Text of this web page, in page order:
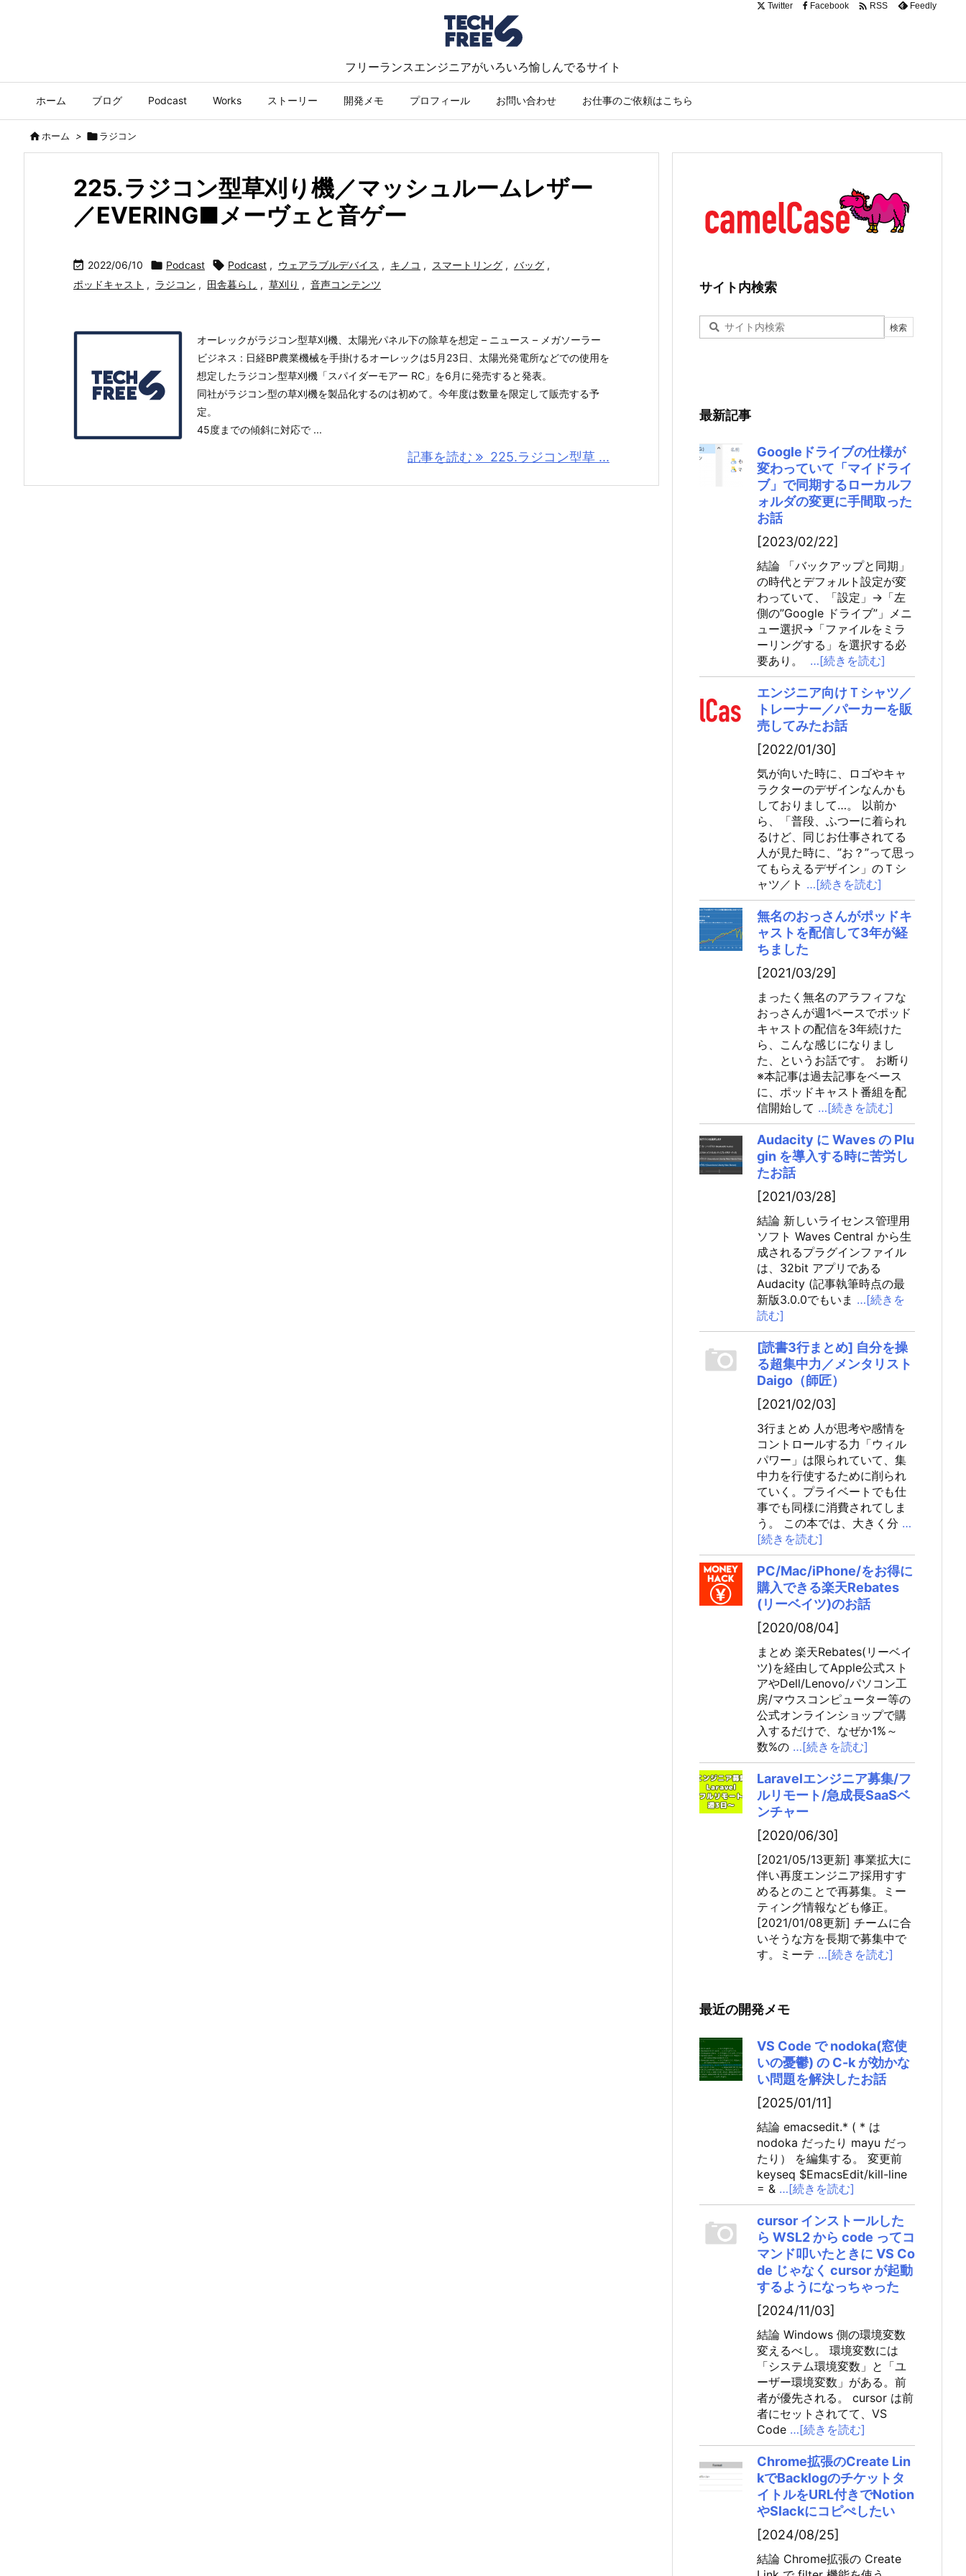
フリーランスエンジニアがいろいろ愉しんでるサイト
ホーム ブログ Podcast Works ストーリー 開発メモ プロフィール お問い合わせ お仕事のご依頼はこちら
Twitter Facebook  RSS Feedly
ホーム > ラジコン
225.ラジコン型草刈り機／マッシュルームレザー
／EVERING■メーヴェと音ゲー
 2022/06/10  Podcast  Podcast , ウェアラブルデバイス , キノコ , スマートリング , バッグ ,
ポッドキャスト , ラジコン , 田舎暮らし , 草刈り , 音声コンテンツ
オーレックがラジコン型草刈機、太陽光パネル下の除草を想定 – ニュース – メガソーラー
ビジネス : 日経BP農業機械を手掛けるオーレックは5月23日、太陽光発電所などでの使用を
想定したラジコン型草刈機「スパイダーモアー RC」を6月に発売すると発表。
同社がラジコン型の草刈機を製品化するのは初めて。今年度は数量を限定して販売する予
定。
45度までの傾斜に対応で ...
記事を読む 225.ラジコン型草 ...
サイト内検索
最新記事
Googleドライブの仕様が
変わっていて「マイドライ
ブ」で同期するローカルフ
ォルダの変更に手間取った
お話
[2023/02/22]
結論 「バックアップと同期」
の時代とデフォルト設定が変
わっていて、「設定」→「左
側の”Google ドライブ”」メニ
ュー選択→「ファイルをミラ
ーリングする」を選択する必
要あり。
…[続きを読む]
エンジニア向けＴシャツ／
トレーナー／パーカーを販
売してみたお話
[2022/01/30]
気が向いた時に、ロゴやキャ
ラクターのデザインなんかも
しておりまして…。 以前か
ら、「普段、ふつーに着られ
るけど、同じお仕事されてる
人が見た時に、”お？”って思っ
てもらえるデザイン」のＴシ
ャツ／ト …[続きを読む]
無名のおっさんがポッドキ
ャストを配信して3年が経
ちました
[2021/03/29]
まったく無名のアラフィフな
おっさんが週1ペースでポッド
キャストの配信を3年続けた
ら、こんな感じになりまし
た、というお話です。 お断り
※本記事は過去記事をベース
に、ポッドキャスト番組を配
信開始して …[続きを読む]
Audacity に Waves の Plu
gin を導入する時に苦労し
たお話
[2021/03/28]
結論 新しいライセンス管理用
ソフト Waves Central から生
成されるプラグインファイル
は、32bit アプリである
Audacity (記事執筆時点の最
新版3.0.0でもいま …[続きを
読む]
[読書3行まとめ] 自分を操
る超集中力／メンタリスト
Daigo（師匠）
[2021/02/03]
3行まとめ 人が思考や感情を
コントロールする力「ウィル
パワー」は限られていて、集
中力を行使するために削られ
ていく。プライベートでも仕
事でも同様に消費されてしま
う。 この本では、大きく分 …
[続きを読む]
PC/Mac/iPhone/をお得に
購入できる楽天Rebates
(リーベイツ)のお話
[2020/08/04]
まとめ 楽天Rebates(リーベイ
ツ)を経由してApple公式スト
アやDell/Lenovo/パソコン工
房/マウスコンピューター等の
公式オンラインショップで購
入するだけで、なぜか1%～
数%の …[続きを読む]
Laravelエンジニア募集/フ
ルリモート/急成長SaaSベ
ンチャー
[2020/06/30]
[2021/05/13更新] 事業拡大に
伴い再度エンジニア採用すす
めるとのことで再募集。ミー
ティング情報なども修正。
[2021/01/08更新] チームに合
いそうな方を長期で募集中で
す。ミーテ …[続きを読む]
最近の開発メモ
VS Code で nodoka(窓使
いの憂鬱) の C-k が効かな
い問題を解決したお話
[2025/01/11]
結論 emacsedit.* ( * は
nodoka だったり mayu だっ
たり） を編集する。 変更前
keyseq $EmacsEdit/kill-line
= & …[続きを読む]
cursor インストールした
ら WSL2 から code ってコ
マンド叩いたときに VS Co
de じゃなく cursor が起動
するようになっちゃった
[2024/11/03]
結論 Windows 側の環境変数
変えるべし。 環境変数には
「システム環境変数」と「ユ
ーザー環境変数」がある。前
者が優先される。 cursor は前
者にセットされてて、VS
Code …[続きを読む]
Chrome拡張のCreate Lin
kでBacklogのチケットタ
イトルをURL付きでNotion
やSlackにコピぺしたい
[2024/08/25]
結論 Chrome拡張の Create